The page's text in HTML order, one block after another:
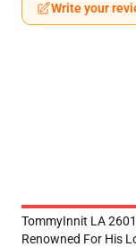
Write your
TommyInnit LA
Renowned For His